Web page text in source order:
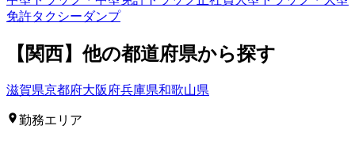
免許タクシーダンプ
【 関西】他の都道府県から探す
滋賀県京都府大阪府兵庫県和歌山県
勤務エリア